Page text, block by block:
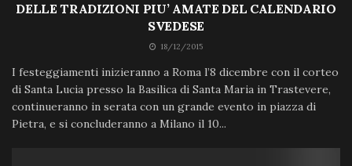
DELLE TRADIZIONI PIU’ AMATE DEL CALENDARIO
SVEDESE
18/12/2015
I festeggiamenti inizieranno a Roma l’8 dicembre con il corteo
di Santa Lucia presso la Basilica di Santa Maria in Trastevere,
continueranno in serata con un grande evento in piazza di
Pietra, e si concluderanno a Milano il 10...